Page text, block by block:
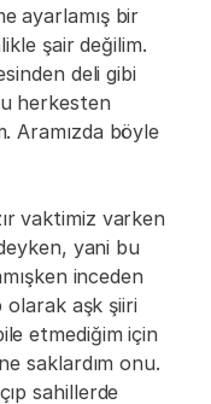
ayarlamış bir
şair değilim.
deli gibi
herkesten
Aramızda böyle
vaktimiz varken
yani bu
inceden
olarak aşk şiiri
etmediğim için
saklardım onu.
sahillerde